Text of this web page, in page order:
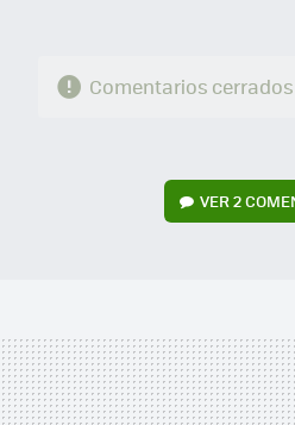
Comentarios cerrados
VER2